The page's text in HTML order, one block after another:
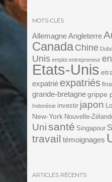
MOTS-CLÉS
Allemagne Angleterre
Canada Chine
Unis emploi entrepreneur
Etats-Unis
expatrié expatriés
grande-bretagne grippe
Indonésie investir japon
New-York Nouvelle-
Unisanté Singapour
travail témoignages
ARTICLES RÉCENTS